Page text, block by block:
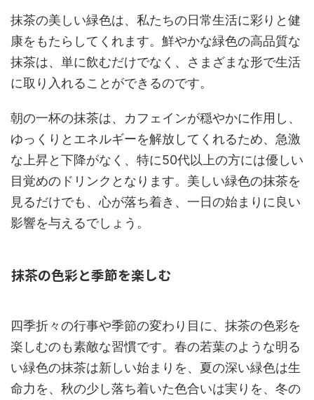
抹茶の美しい緑色は、私たちの日常生活に彩りと健
康をもたらしてくれます。鮮やかな緑色の高品質な
抹茶は、単に飲むだけでなく、さまざまな形で生活
に取り入れることができるのです。
朝の一杯の抹茶は、カフェインが穏やかに作用し、
ゆっくりとエネルギーを解放してくれるため、急激
な上昇と下降がなく、特に50代以上の方には優しい
目覚めのドリンクとなります。美しい緑色の抹茶を
見るだけでも、心が落ち着き、一日の始まりに良い
影響を与えるでしょう。
抹茶の色彩と季節を楽しむ
四季折々の行事や季節の変わり目に、抹茶の色彩を
楽しむのも素敵な習慣です。春の若葉のような明る
い緑色の抹茶は新しい始まりを、夏の深い緑色は生
命力を、秋の少し落ち着いた色合いは実りを、冬の